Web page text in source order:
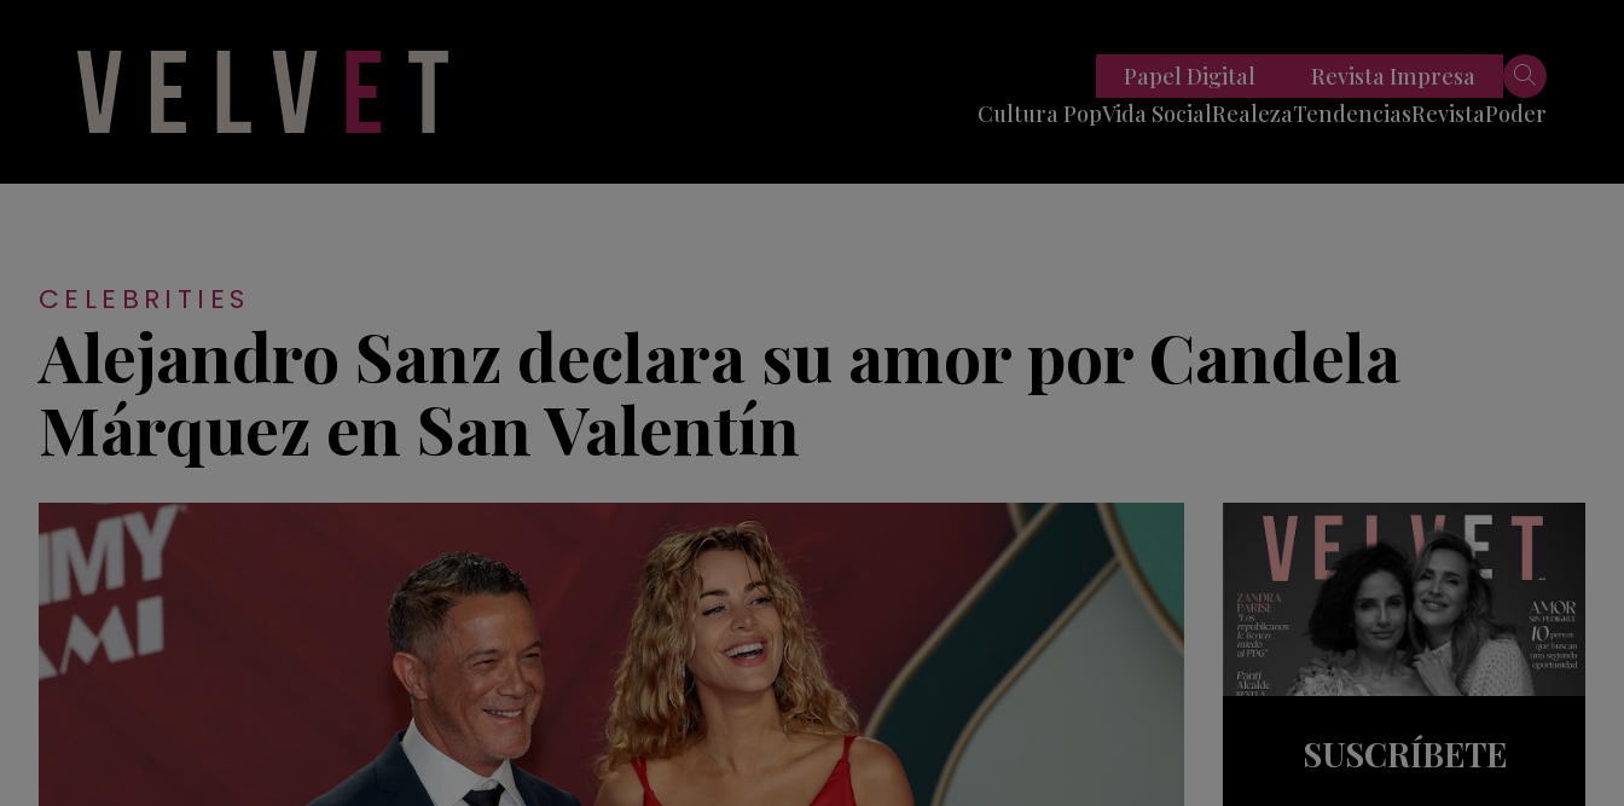
Cultura PopVida SocialRealezaTendencias
Viajes
Tech
RevistaPoder
Papel Digital Revista Impresa
CELEBRITIES
Alejandro Sanz declara su amor por Candela
Márquez en San Valentín
SUSCRÍBETE